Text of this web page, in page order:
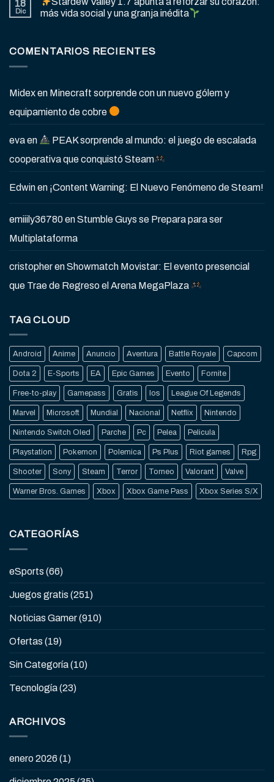
18
Dic
más vida social y una granja inédita
COMENTARIOS RECIENTES
Midexen Minecraft sorprende con un nuevo gólem y
equipamiento de cobre
evaen
PEAK sorprende al mundo: el juego de escalada
cooperativa que conquistó Steam
Edwinen ¡Content Warning: El Nuevo Fenómeno de Steam!
emiiily36780enStumble Guys se Prepara para ser
Multiplataforma
cristopherenShowmatch Movistar: El evento presencial
que Trae de Regreso el Arena MegaPlaza
TAG CLOUD
Android Anime Anuncio Aventura Battle Royale Capcom
Dota 2 E-Sports EA Epic Games Evento Fornite
Free-to-play Gamepass Gratis Ios League Of Legends
Marvel Microsoft Mundial Nacional Netflix Nintendo
Nintendo Switch Oled Parche Pc Pelea Pelicula
Playstation Pokemon Polemica Ps Plus Riot games Rpg
Shooter Sony Steam Terror Torneo Valorant Valve
Warner Bros. Games Xbox Xbox Game Pass Xbox Series S/X
CATEGORÍAS
eSports (66)
Juegos gratis (251)
Noticias Gamer(910)
Ofertas (19)
Sin Categoría(10)
Tecnología(23)
ARCHIVOS
enero 2026 (1)